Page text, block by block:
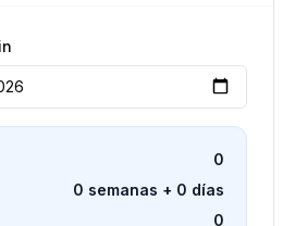
0
0 semanas + 0 días
0